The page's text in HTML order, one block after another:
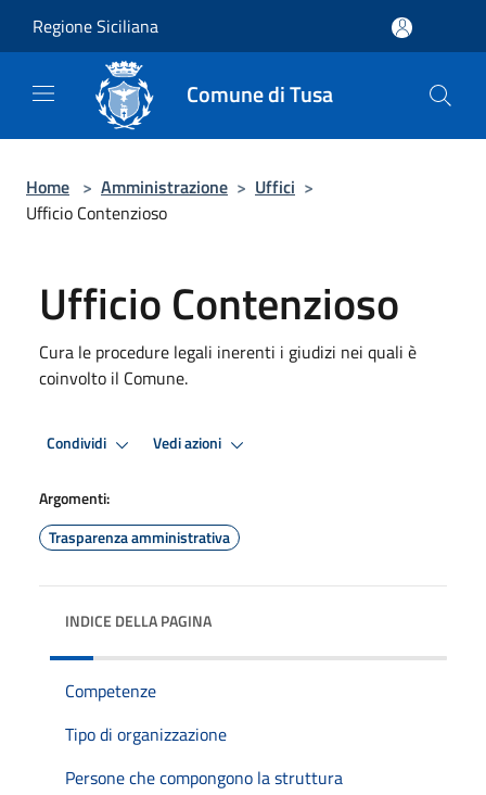
Regione Siciliana
Comune di Tusa
Home > Amministrazione > Uffici >
Ufficio Contenzioso
Ufficio Contenzioso
Cura le procedure legali inerenti i giudizi nei quali è
coinvolto il Comune.
Condividi Vedi azioni
Argomenti:
Trasparenza amministrativa
INDICE DELLA PAGINA
Competenze
Tipo di organizzazione
Persone che compongono la struttura